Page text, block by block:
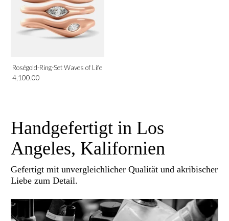
Roségold-Ring-Set Waves of Life
4,100.00
Handgefertigt in Los
Angeles, Kalifornien
Gefertigt mit unvergleichlicher Qualität und akribischer
Liebe zum Detail.